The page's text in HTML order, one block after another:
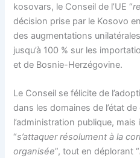
kosovars, le Conseil de l’UE “
décision prise par le Kosovo
des augmentations
jusqu’à 100 % sur les
et de Bosnie-Herzégovine.
Le Conseil se félicite de
dans les domaines de l’état
l’administration publique,
“s’attaquer résolument à la
organisée”, tout en déplorant “